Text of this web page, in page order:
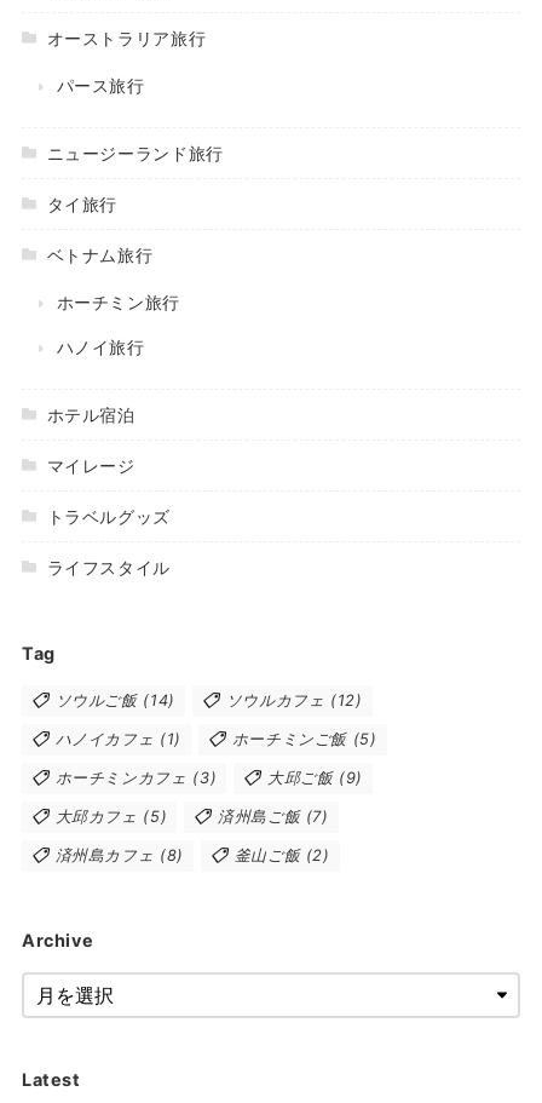
オーストラリア旅行
パース旅行
ニュージーランド旅行
タイ旅行
ベトナム旅行
ホーチミン旅行
ハノイ旅行
ホテル宿泊
マイレージ
トラベルグッズ
ライフスタイル
Tag
ソウルご飯(14) ソウルカフェ (12)
ハノイカフェ (1) ホーチミンご飯 (5)
ホーチミンカフェ (3) 大邱ご飯(9)
大邱カフェ (5) 済州島ご飯(7)
済州島カフェ (8) 釜山ご飯(2)
Archive
Latest